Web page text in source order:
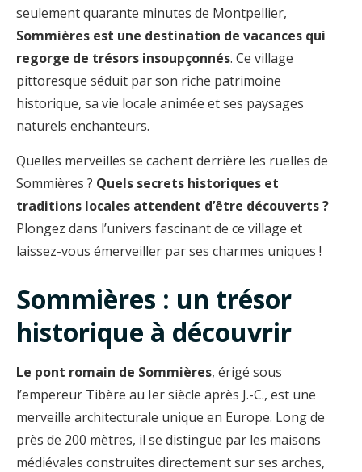
seulement quarante minutes de Montpellier,
Sommières est une destination de vacances qui
regorge de trésors insoupçonnés. Ce village
pittoresque séduit par son riche patrimoine
historique, sa vie locale animée et ses paysages
naturels enchanteurs.
Quelles merveilles se cachent derrière les ruelles de
Sommières ? Quels secrets historiques et
traditions locales attendent d’être découverts ?
Plongez dans l’univers fascinant de ce village et
laissez-vous émerveiller par ses charmes uniques !
Sommières : un trésor
historique à découvrir
Le pont romain de Sommières, érigé sous
l’empereur Tibère au Ier siècle après J.-C., est une
merveille architecturale unique en Europe. Long de
près de 200 mètres, il se distingue par les maisons
médiévales construites directement sur ses arches,